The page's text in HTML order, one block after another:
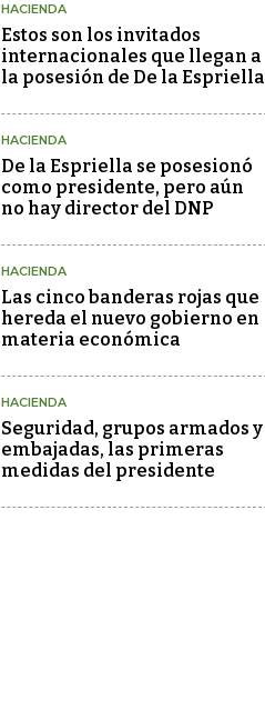
HACIENDA
Estos son los invitados
internacionales que llegan a
la posesión de De la Espriella
HACIENDA
De la Espriella se posesionó
como presidente, pero aún
no hay director del DNP
HACIENDA
Las cinco banderas rojas que
hereda el nuevo gobierno en
materia económica
HACIENDA
Seguridad, grupos armados y
embajadas, las primeras
medidas del presidente